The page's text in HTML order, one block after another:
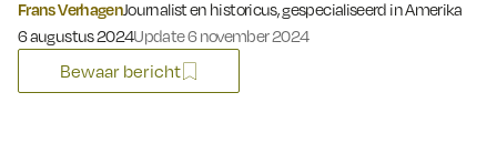
Frans VerhagenJournalist en historicus, gespecialiseerd in Amerika
Gepubliceerd op:
6 augustus 2024Update 6 november 2024
Bewaar bericht